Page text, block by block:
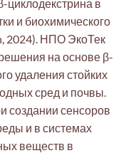
в
и биохимического
2024). НПО ЭкоТек
на основе β-
удаления стойких
сред и почвы.
создании сенсоров
и в системах
веществ в